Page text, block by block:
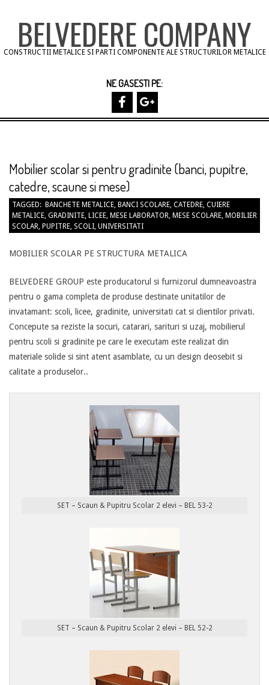
contentBELVEDERE COMPANY
CONSTRUCTII METALICE SI PARTI COMPONENTE ALE STRUCTURILOR METALICE
NE GASESTI PE:
Mobilier scolar si pentru gradinite (banci, pupitre,
catedre, scaune si mese)
TAGGED: BANCHETE METALICE, BANCI SCOLARE, CATEDRE, CUIERE
METALICE, GRADINITE, LICEE, MESE LABORATOR, MESE SCOLARE, MOBILIER
SCOLAR, PUPITRE, SCOLI, UNIVERSITATI
MOBILIER SCOLAR PE STRUCTURA METALICA
BELVEDERE GROUP este producatorul si furnizorul dumneavoastra
pentru o gama completa de produse destinate unitatilor de
invatamant: scoli, licee, gradinite, universitati cat si clientilor privati.
Concepute sa reziste la socuri, catarari, sarituri si uzaj, mobilierul
pentru scoli si gradinite pe care le executam este realizat din
materiale solide si sint atent asamblate, cu un design deosebit si
calitate a produselor..
SET – Scaun & Pupitru Scolar 2 elevi – BEL 53-2
SET – Scaun & Pupitru Scolar 2 elevi – BEL 52-2